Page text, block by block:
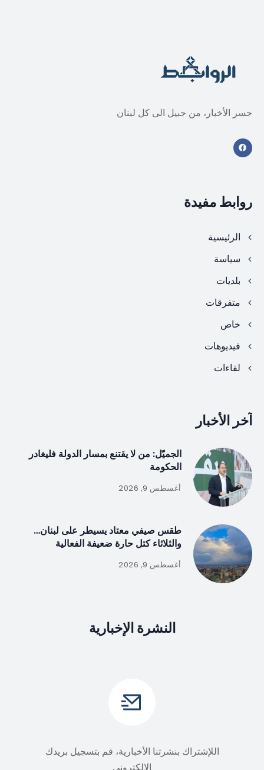
جسر الأخبار، من جبيل الى كل لبنان
روابط مفيدة
الرئيسية
سياسة
بلديات
متفرقات
خاص
فيديوهات
لقاءات
آخر الأخبار
الجميّل: من لا يقتنع بمسار الدولة فليغادر
الحكومة
أغسطس 9, 2026
طقس صيفي معتاد يسيطر على لبنان…
والثلاثاء كتل حارة ضعيفة الفعالية
أغسطس 9, 2026
النشرة الإخبارية
اللإشتراك بنشرتنا الأخبارية، قم بتسجيل بريدك